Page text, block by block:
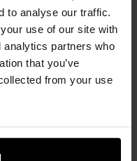
to analyse our traffic.
use of our site with
analytics partners who
that you’ve
from your use
krajach.
przyniosła
sprzedawana w
o Sherlocku
się w
rocznie.